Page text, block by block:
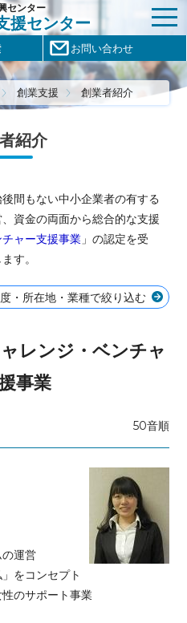
センター
援センター
お問い合わせ
創業支援 創業者紹介
紹介
間もない中小企業者の有する
資金の両面から総合的な支援
ャー支援事業 」の認定を受
す。
・所在地・業種で絞り込む
レンジ・ベンチャ
事業
50音順
運営
をコンセプト
のサポート事業